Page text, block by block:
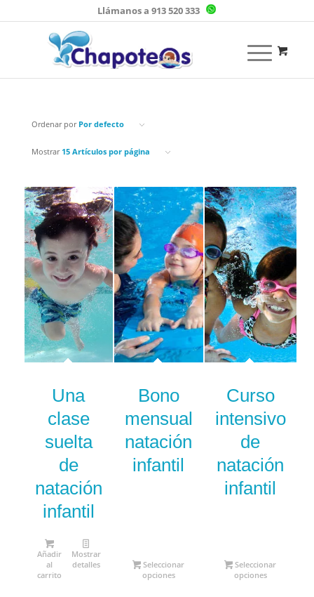
Llámanos a 913 520 333
Ordenar por Por defecto
Mostrar 15 Artículos por página
4.50
Una
clase
suelta
de
natación
infantil
Añadir
al
carrito
Mostrar
detalles
Bono
mensual
natación
infantil
Seleccionar
opciones
Curso
intensivo
de
natación
infantil
Seleccionar
opciones